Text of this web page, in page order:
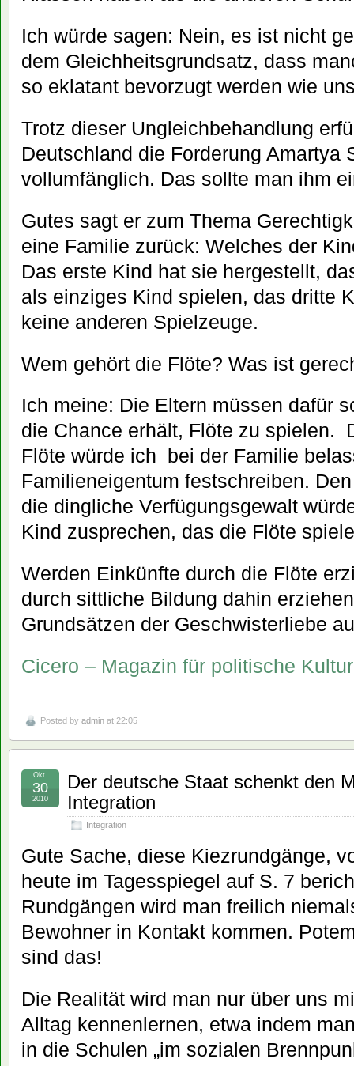
Ich würde sagen: Nein, es ist nicht
dem Gleichheitsgrundsatz, dass
so eklatant bevorzugt werden wie
Trotz dieser Ungleichbehandlung
Deutschland die Forderung Amartya
vollumfänglich. Das sollte man ihm
Gutes sagt er zum Thema
eine Familie zurück: Welches der
Das erste Kind hat sie hergestellt,
als einziges Kind spielen, das dritte
keine anderen Spielzeuge.
Wem gehört die Flöte? Was ist
Ich meine: Die Eltern müssen dafür
die Chance erhält, Flöte zu spielen.
Flöte würde ich bei der Familie
Familieneigentum festschreiben.
die dingliche Verfügungsgewalt
Kind zusprechen, das die Flöte
Werden Einkünfte durch die Flöte
durch sittliche Bildung dahin
Grundsätzen der Geschwisterliebe
Cicero – Magazin für politische Kultur
Posted by admin at 22:05
Der deutsche Staat schenkt den
Integration
Integration
Okt.
30
2010
Gute Sache, diese Kiezrundgänge,
heute im Tagesspiegel auf S. 7
Rundgängen wird man freilich
Bewohner in Kontakt kommen.
sind das!
Die Realität wird man nur über uns
Alltag kennenlernen, etwa indem
in die Schulen „im sozialen